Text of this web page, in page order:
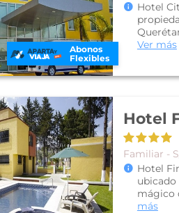
Abonos
Flexibles
Hotel
Ver más
Hotel
Familiar -
Hotel
ubicado
mágico
más